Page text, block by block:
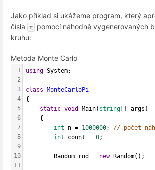
Jako příklad si ukážeme program, který
čísla
π
pomocí náhodně vygenerovaných
kruhu:
Metoda Monte Carlo
1
2
3
4
5
6
7
8
9
10
11
using System;
class
MonteCarloPi
{
static void Main( string [] args)
    {
int n = 1000000; // počet
int count = 0;
        Random rnd =
new Random();